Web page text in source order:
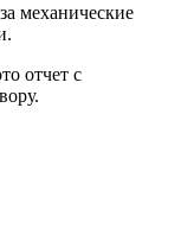
механические
отчет с